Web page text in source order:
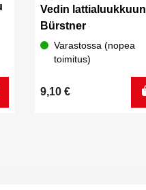
Vedin lattialuukkuun
Bürstner
Varastossa (nopea
toimitus)
9,10 €